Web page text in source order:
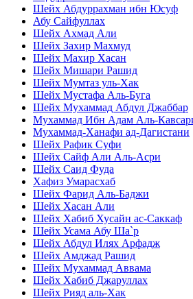
Шейх Абдуррахман ибн Юсуф
Абу Сайфуллах
Шейх Ахмад Али
Шейх Захир Махмуд
Шейх Махир Хасан
Шейх Мишари Рашид
Шейх Мумтаз уль-Хак
Шейх Мустафа Аль-Буга
Шейх Мухаммад Абдул Джаббар
Мухаммад Ибн Адам Аль-
Мухаммад-Ханафи ад-Дагистани
Шейх Рафик Суфи
Шейх Сайф Али Аль-Асри
Шейх Саид Фуда
Хафиз Умарасхаб
Шейх Фарид Аль-Баджи
Шейх Хасан Али
Шейх Хабиб Хусайн ас-Саккаф
Шейх Усама Абу Ша`р
Шейх Абдул Илях Арфадж
Шейх Амджад Рашид
Шейх Мухаммад Аввама
Шейх Хабиб Джаруллах
Шейх Рияд аль-Хак